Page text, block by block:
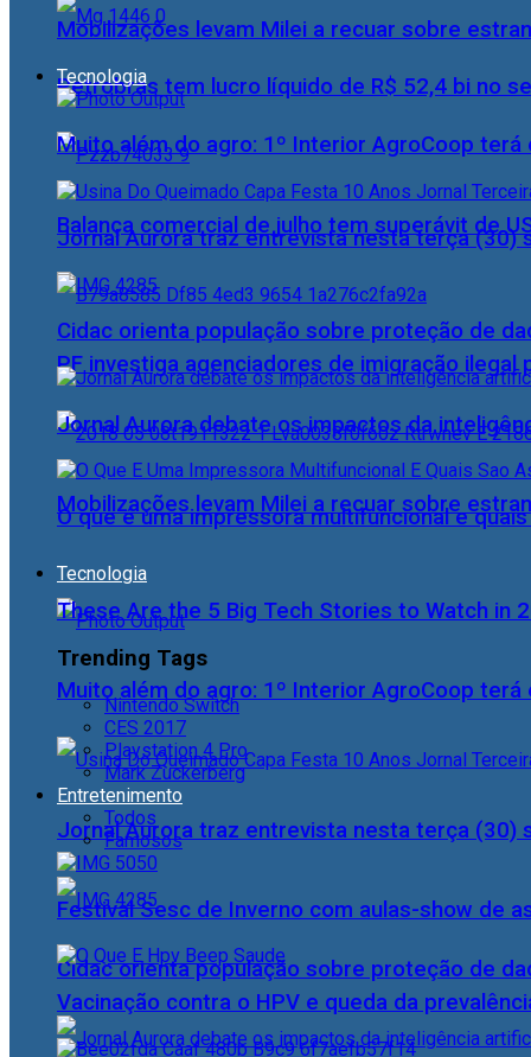
Petrobras tem lucro líquido de R$ 52,4 bi no
Balança comercial de julho tem superávit de
PF investiga agenciadores de imigração ilegal
Mobilizações levam Milei a recuar sobre
Tecnologia
Muito além do agro: 1º Interior AgroCoop
Jornal Aurora traz entrevista nesta terça (30)
Cidac orienta população sobre proteção de
Mobilizações levam Milei a recuar sobre
Tecnologia
Muito além do agro: 1º Interior AgroCoop
Jornal Aurora traz entrevista nesta terça (30)
Cidac orienta população sobre proteção de
Jornal Aurora debate os impactos da
O que é uma impressora multifuncional e
These Are the 5 Big Tech Stories to Watch in
Trending Tags
Nintendo Switch
CES 2017
Playstation 4 Pro
Mark Zuckerberg
Entretenimento
Todos
Famosos
Festival Sesc de Inverno com aulas-show de
Vacinação contra o HPV e queda da